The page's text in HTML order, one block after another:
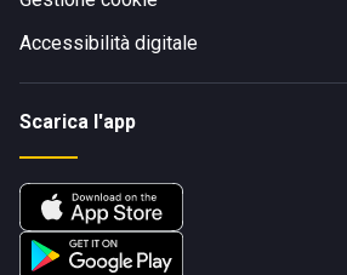
Accessibilità digitale
Scarica l'app